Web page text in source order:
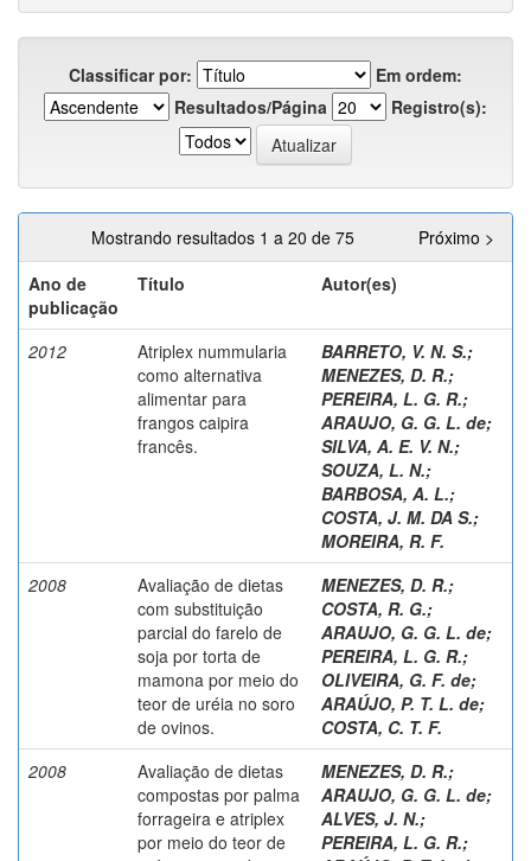
Classificar por:
Em ordem:
Resultados/Página
Registro(s):
Mostrando resultados 1 a 20 de 75
Próximo >
Ano de
publicação
Título Autor(es)
2012
Atriplex nummularia
como alternativa
alimentar para
frangos caipira
francês.
BARRETO, V. N. S.;
MENEZES, D. R.;
PEREIRA, L. G. R.;
ARAUJO, G. G. L. de;
SILVA, A. E. V. N.;
SOUZA, L. N.;
BARBOSA, A. L.;
COSTA, J. M. DA S.;
MOREIRA, R. F.
2008
Avaliação de dietas
com substituição
parcial do farelo de
soja por torta de
mamona por meio do
teor de uréia no soro
de ovinos.
MENEZES, D. R.;
COSTA, R. G.;
ARAUJO, G. G. L. de;
PEREIRA, L. G. R.;
OLIVEIRA, G. F. de;
ARAÚJO, P. T. L. de;
COSTA, C. T. F.
2008
Avaliação de dietas
compostas por palma
forrageira e atriplex
por meio do teor de
MENEZES, D. R.;
ARAUJO, G. G. L. de;
ALVES, J. N.;
PEREIRA, L. G. R.;